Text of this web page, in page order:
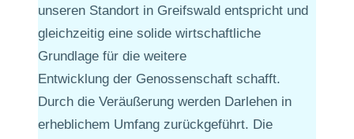
unseren Standort in Greifswald entspricht und
gleichzeitig eine solide wirtschaftliche
Grundlage für die weitere
Entwicklung der Genossenschaft schafft.
Durch die Veräußerung werden Darlehen in
erheblichem Umfang zurückgeführt. Die